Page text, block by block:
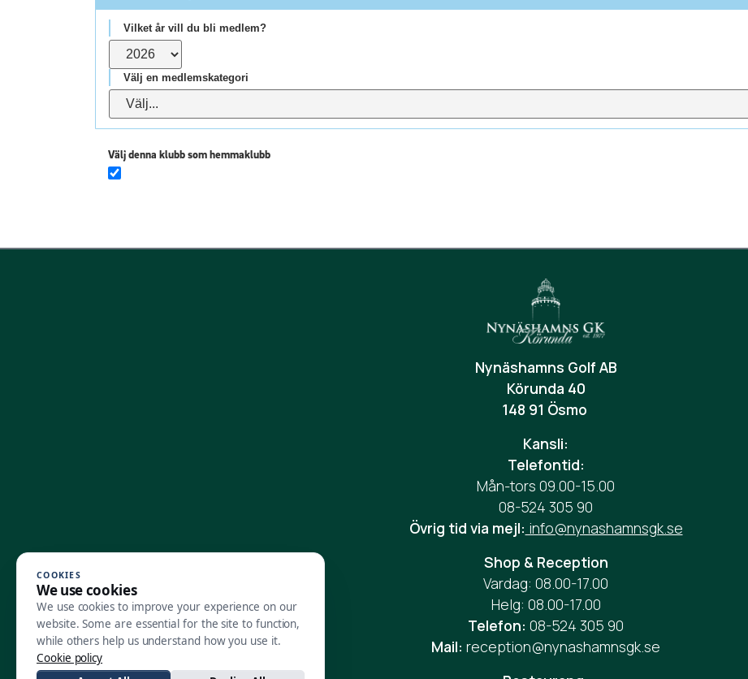
Vilket år vill du bli medlem?
Välj en medlemskategori
Välj denna klubb som hemmaklubb
Nynäshamns Golf AB
Körunda 40
148 91 Ösmo
Kansli:
Telefontid:
Mån-tors 09.00-15.00
08-524 305 90
Övrig tid via mejl: info@nynashamnsgk.se
Shop & Reception
Vardag: 08.00-17.00
Helg: 08.00-17.00
Telefon: 08-524 305 90
Mail: reception@nynashamnsgk.se
COOKIES
We use cookies
We use cookies to improve your experience on our
website. Some are essential for the site to function,
while others help us understand how you use it.
Cookie policy